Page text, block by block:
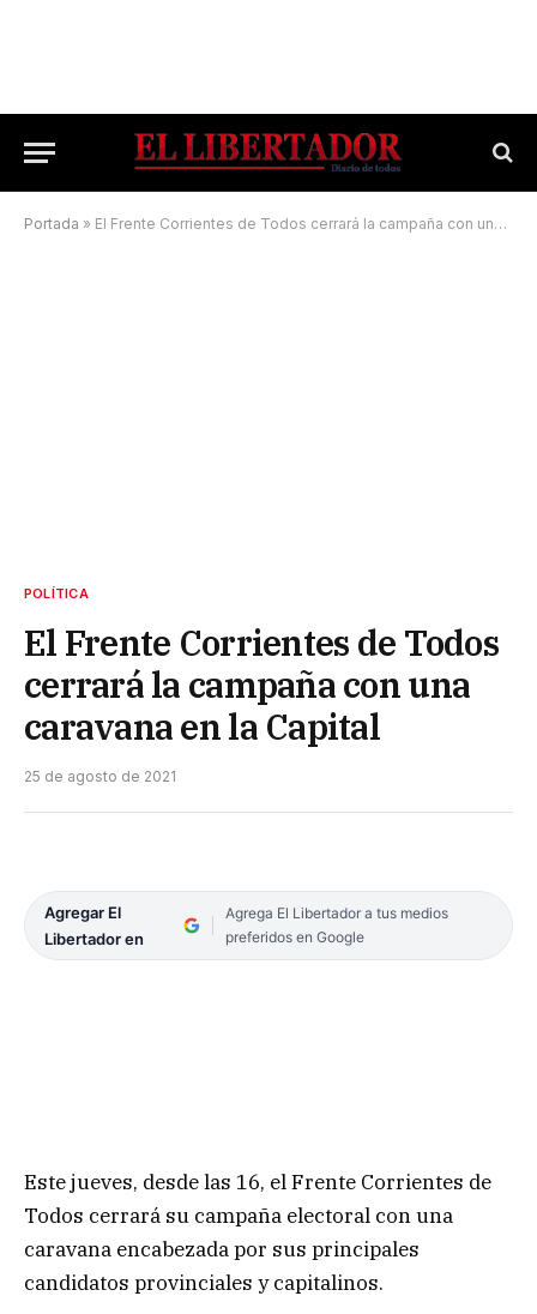
Portada » El Frente Corrientes de Todos cerrará la campaña con una caravana en la Capital
POLÍTICA
El Frente Corrientes de Todos
cerrará la campaña con una
caravana en la Capital
25 de agosto de 2021
Agregar El
Libertador en
Agrega El Libertador a tus medios
preferidos en Google
Este jueves, desde las 16, el Frente Corrientes de
Todos cerrará su campaña electoral con una
caravana encabezada por sus principales
candidatos provinciales y capitalinos.